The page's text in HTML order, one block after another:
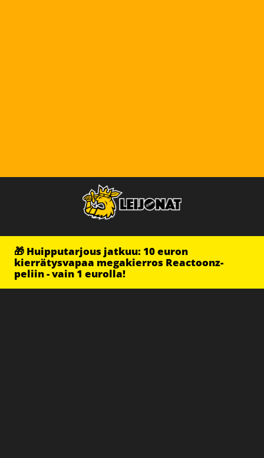
🎁 Huipputarjous jatkuu: 10 euron
kierrätysvapaa megakierros Reactoonz-
peliin - vain 1 eurolla!